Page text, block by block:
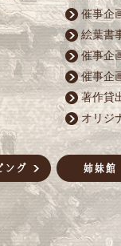
催事企
絵葉書
催事企
催事企
著作貸
オリジ